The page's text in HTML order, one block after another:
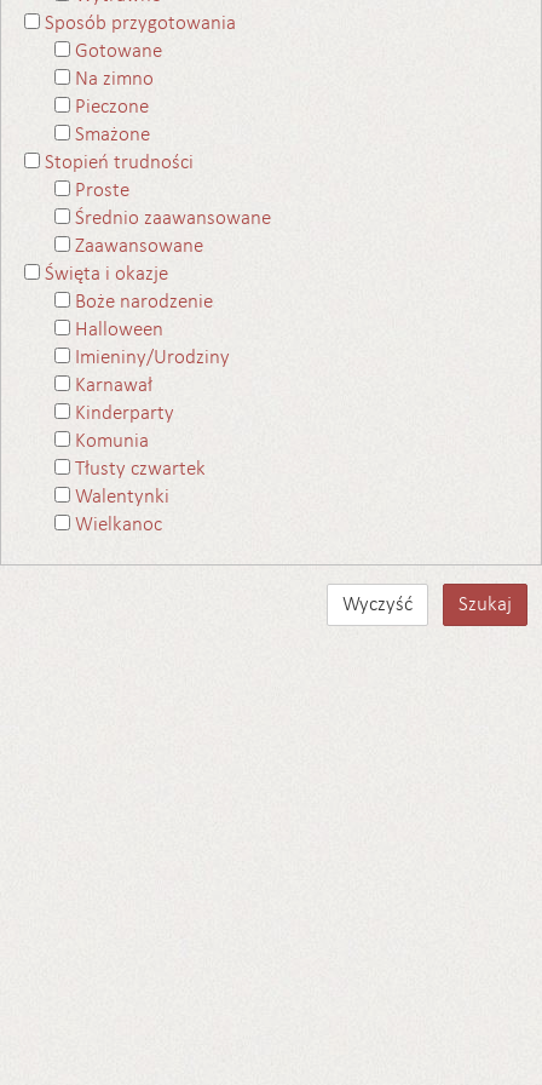
Sposób przygotowania
Gotowane
Na zimno
Pieczone
Smażone
Stopień trudności
Proste
Średnio zaawansowane
Zaawansowane
Święta i okazje
Boże narodzenie
Halloween
Imieniny/Urodziny
Karnawał
Kinderparty
Komunia
Tłusty czwartek
Walentynki
Wielkanoc